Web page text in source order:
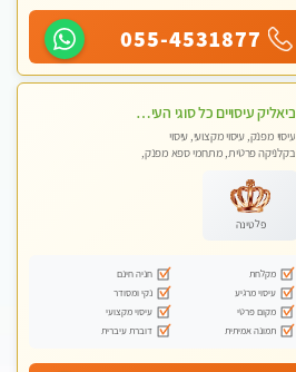
055-4531877
ביאליק עיסויים כל סוגי העיסויים מעסה מקצועית ואיכותית פרטי!!!מומלץ לחלוטין!!
עיסוי מפנק, עיסוי מקצועי, עיסוי
בקלניקה פרטית, מתחמי ספא מפנק,
פלטינה
מקלחת
חניה חינם
עיסוי מרגיע
נקי ומסודר
מקום פרטי
עיסוי מקצועי
תמונה אמיתית
דוברת עיברית